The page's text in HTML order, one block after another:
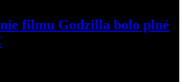
filmu Godzilla bolo plné